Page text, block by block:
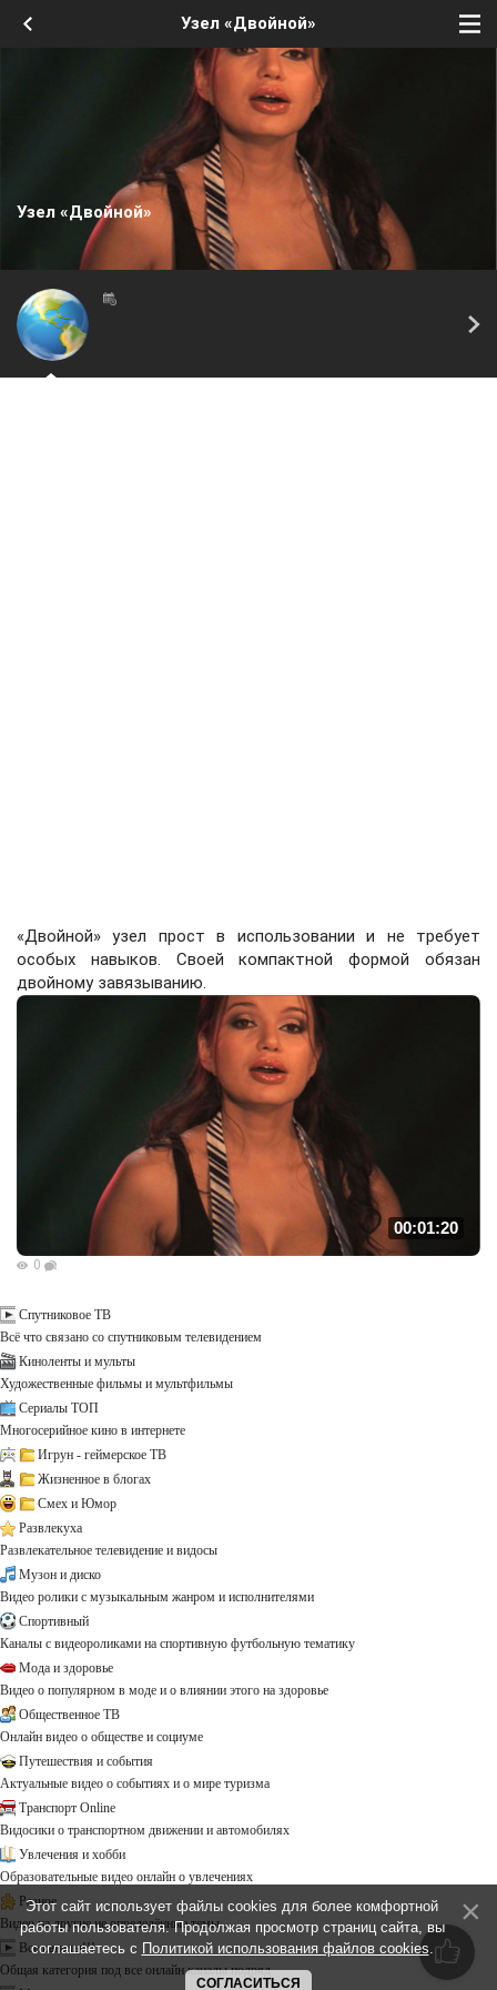
Узел «Двойной»
Узел «Двойной»
«Двойной» узел прост в использовании и не требует
особых навыков. Своей компактной формой обязан
двойному завязыванию.
00:01:20
0
Спутниковое ТВ
Всё что связано со спутниковым телевидением
Киноленты и мульты
Художественные фильмы и мультфильмы
Сериалы ТОП
Многосерийное кино в интернете
Игрун - геймерское ТВ
Жизненное в блогах
Смех и Юмор
Развлекуха
Развлекательное телевидение и видосы
Музон и диско
Видео ролики с музыкальным жанром и исполнителями
Спортивный
Каналы с видеороликами на спортивную футбольную тематику
Мода и здоровье
Видео о популярном в моде и о влиянии этого на здоровье
Общественное ТВ
Онлайн видео о обществе и социуме
Путешествия и события
Актуальные видео о событиях и о мире туризма
Транспорт Online
Видосики о транспортном движении и автомобилях
Увлечения и хобби
Образовательные видео онлайн о увлечениях
Разное
Видео на другие не определённые темы ...
Все каналы!!!
Общая категория под все онлайн каналы подряд
Этот сайт использует файлы cookies для более комфортной
работы пользователя. Продолжая просмотр страниц сайта, вы
соглашаетесь с Политикой использования файлов cookies.
СОГЛАСИТЬСЯ